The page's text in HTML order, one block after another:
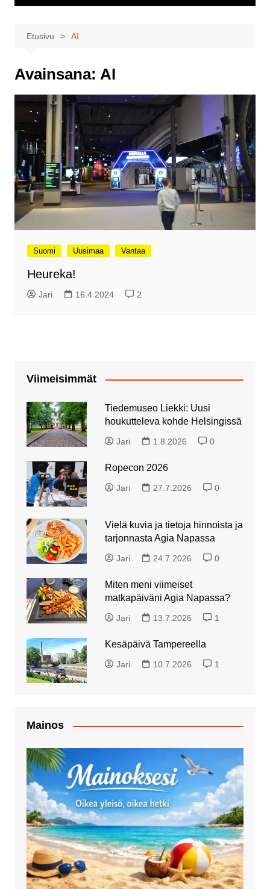
Etusivu AI
Avainsana: AI
Suomi Uusimaa Vantaa
Heureka!
Jari 16.4.2024 2
Viimeisimmät
Tiedemuseo Liekki: Uusi
houkutteleva kohde Helsingissä
Jari 1.8.2026 0
Ropecon 2026
Jari 27.7.2026 0
Vielä kuvia ja tietoja hinnoista ja
tarjonnasta Agia Napassa
Jari 24.7.2026 0
Miten meni viimeiset
matkapäiväni Agia Napassa?
Jari 13.7.2026 1
Kesäpäivä Tampereella
Jari 10.7.2026 1
Mainos